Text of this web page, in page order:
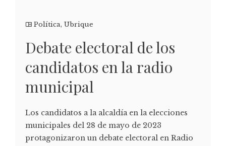
Política, Ubrique
Debate electoral de los
candidatos en la radio
municipal
Los candidatos a la alcaldía en la elecciones
municipales del 28 de mayo de 2023
protagonizaron un debate electoral en Radio